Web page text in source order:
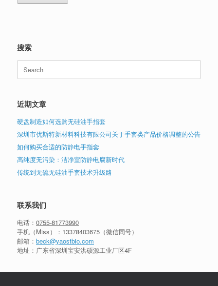
搜索
Search
for:
近期文章
硬盘制造如何选购无硅油手指套
深圳市优斯特新材料科技有限公司关于手套类产品价格调整的公告
如何购买合适的防静电手指套
高纯度无污染：洁净室防静电腐新时代
传统到无硫无硅油手套技术升级路
联系我们
电话： 0755-81773990
手机（Miss）： 13378403675 （微信同号）
邮箱： beck@yaostbio.com
地址：广东省深圳宝安洪硕源工业厂区4F